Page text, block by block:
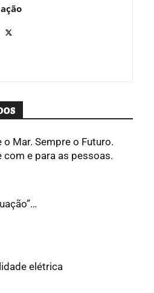
o Mar. Sempre o Futuro.
com e para as pessoas.
elétrica